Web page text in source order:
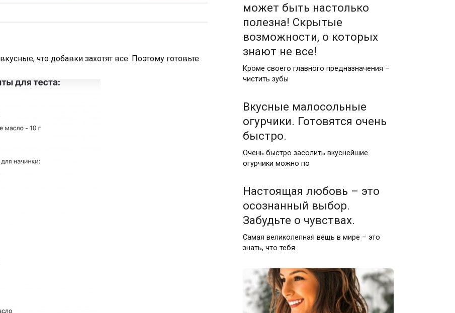
что добавки захотят все. Поэтому готовьте
может быть настолько
полезна! Скрытые
возможности, о которых
знают не все!
Кроме своего главного предназначения –
чистить зубы
Вкусные малосольные
огурчики. Готовятся очень
быстро.
Очень быстро засолить вкуснейшие
огурчики можно по
Настоящая любовь – это
осознанный выбор.
Забудьте о чувствах.
Самая великолепная вещь в мире – это
знать, что тебя